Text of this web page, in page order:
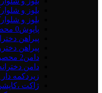
بلوز و
بلوز و
پاپوش0 محصول
پیراهن
پیراهن
دامن2 محصول
دامن
زیردکمه دار
ژاکت